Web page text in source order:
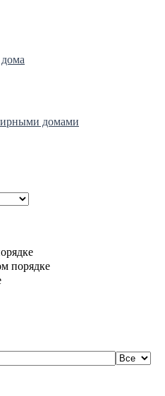
домами
порядке